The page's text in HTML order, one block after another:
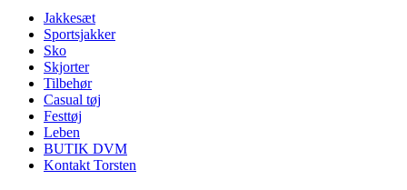
Jakkesæt
Sportsjakker
Sko
Skjorter
Tilbehør
Casual tøj
Festtøj
Leben
BUTIK DVM
Kontakt Torsten